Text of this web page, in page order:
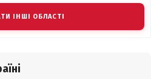
ІНШІ ОБЛАСТІ